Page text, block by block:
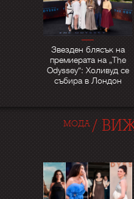
Звезден блясък на
премиерата на „The
Odyssey“: Холивуд се
събира в Лондон
МОДА /